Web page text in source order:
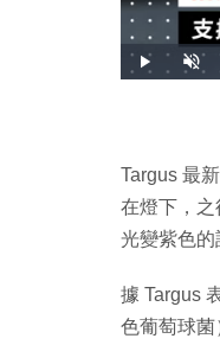
播
放
開
啟
Targus 最
在燈下，
光變紫色的
據 Targus
色葡萄球